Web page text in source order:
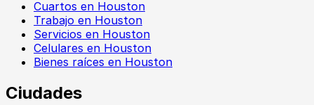
Cuartos en Houston
Trabajo en Houston
Servicios en Houston
Celulares en Houston
Bienes raíces en Houston
Ciudades